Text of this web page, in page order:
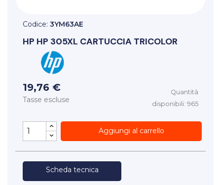
Codice: 3YM63AE
HP HP 305XL CARTUCCIA TRICOLOR
19,76 €
Tasse escluse
Quantità
disponibili: 965
Aggiungi al carrello
Scheda tecnica